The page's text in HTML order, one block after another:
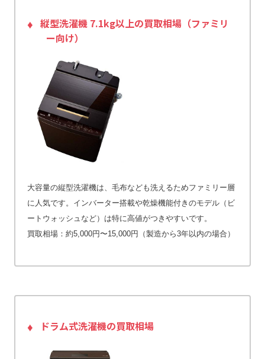
縦型洗濯機 7.1kg以上の買取相場（ファミリ
ー向け）
大容量の縦型洗濯機は、毛布なども洗えるためファミリー層
に人気です。インバーター搭載や乾燥機能付きのモデル（ビ
ートウォッシュなど）は特に高値がつきやすいです。
買取相場：約5,000円〜15,000円（製造から3年以内の場合）
ドラム式洗濯機の買取相場